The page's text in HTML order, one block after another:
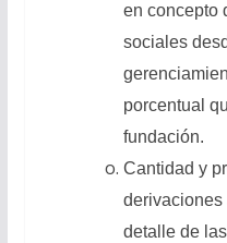
en concepto
sociales
porcentual
fundación.
Cantidad y
derivaciones
detalle de